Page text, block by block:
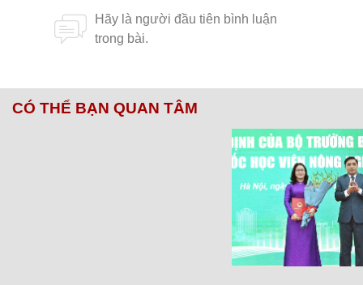
CÓ THỂ BẠN QUAN TÂM